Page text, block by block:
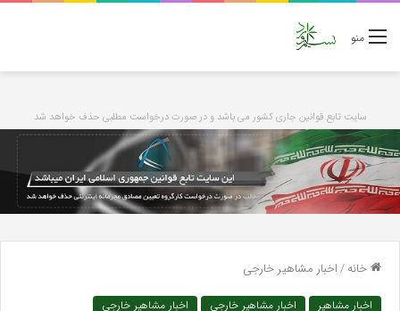
منو
سایت تابع قوانین جاری کشور می باشد و در صورت درخواست مطلبی حذف خواهد شد
خانه/اخبار مشاهیر خارجی
اخبار مشاهیر اخبار مشاهیر خارجی
اخبار مشاهیر خارجی